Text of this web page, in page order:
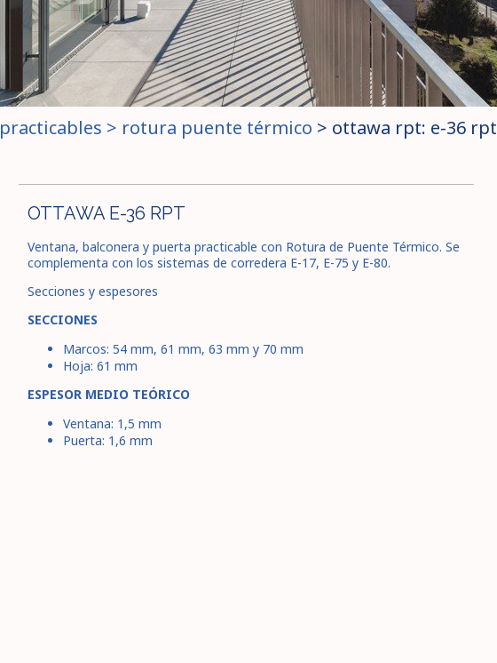
practicables > rotura puente térmico > ottawa rpt: e-36 rpt
OTTAWA E-36 RPT
Ventana, balconera y puerta practicable con Rotura de Puente Térmico. Se
complementa con los sistemas de corredera E-17, E-75 y E-80.
Secciones y espesores
SECCIONES
Marcos: 54 mm, 61 mm, 63 mm y 70 mm
Hoja: 61 mm
ESPESOR MEDIO TEÓRICO
Ventana: 1,5 mm
Puerta: 1,6 mm